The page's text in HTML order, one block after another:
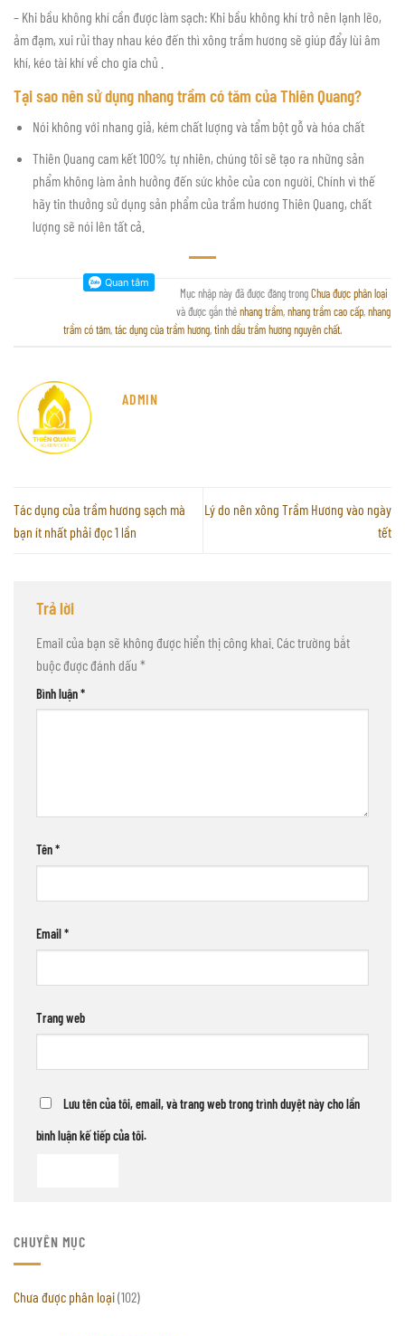
– Khi bầu không khí cần được làm sạch: Khi bầu không khí trở nên lạnh lẽo,
ảm đạm, xui rủi thay nhau kéo đến thì xông trầm hương sẽ giúp đẩy lùi âm
khí, kéo tài khí về cho gia chủ .
Tại sao nên sử dụngnhang trầm có tăm của Thiên Quang?
Nói không với nhang giả, kém chất lượng và tẩm bột gỗ và hóa chất
Thiên Quang cam kết 100% tự nhiên, chúng tôi sẽ tạo ra những sản
phẩm không làm ảnh hưởng đến sức khỏe của con người. Chính vì thế
hãy tin thưởng sử dụng sản phẩm của trầm hương Thiên Quang, chất
lượng sẽ nói lên tất cả.
Mục nhập này đã được đăng trongChưa được phân loại
và được gắn thẻnhang trầm,nhang trầm cao cấp,nhang
trầm có tăm,tác dụng của trầm hương,tinh dầu trầm hương nguyên chất.
ADMIN
Tác dụng của trầm hương sạch mà
bạn ít nhất phải đọc 1 lần
Lý do nên xông Trầm Hương vào ngày
tết
Trả lời
Email của bạn sẽ không được hiển thị công khai. Các trường bắt
buộc được đánh dấu *
Bình luận*
Tên*
Email*
Trang web
Lưu tên của tôi, email, và trang web trong trình duyệt này cho lần
bình luận kế tiếp của tôi.
CHUYÊN MỤC
Chưa được phân loại(102)